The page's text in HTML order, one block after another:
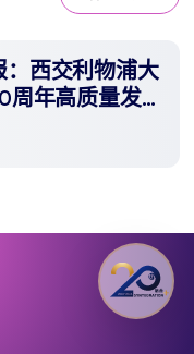
：西交利物浦大
周年高质量发
布新十年发展